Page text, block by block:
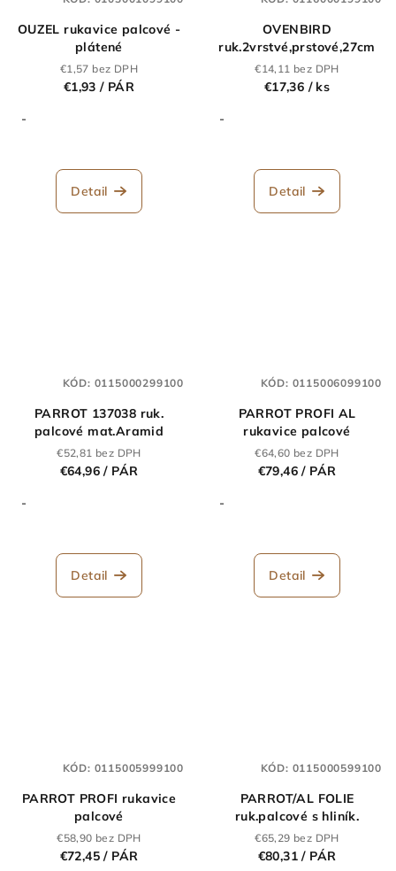
OUZEL rukavice palcové -
plátené
€1,57 bez DPH
€1,93/ PÁR
-
Detail
OVENBIRD
ruk.2vrstvé,prstové,27cm
€14,11 bez DPH
€17,36 / ks
-
Detail
PARROT 137038 ruk.
palcové mat.Aramid
€52,81 bez DPH
€64,96/ PÁR
-
Detail
KÓD: 0115000299100
PARROT PROFI AL
rukavice palcové
€64,60 bez DPH
€79,46/ PÁR
-
Detail
KÓD: 0115006099100
PARROT PROFI rukavice
palcové
€58,90 bez DPH
€72,45/ PÁR
KÓD: 0115005999100
PARROT/AL FOLIE
ruk.palcové s hliník.
€65,29 bez DPH
€80,31/ PÁR
KÓD: 0115000599100